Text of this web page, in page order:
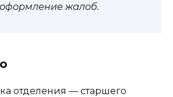
жалоб.
отделения — старшего